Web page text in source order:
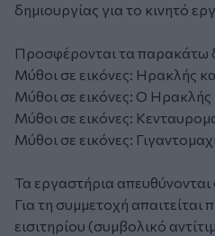
δημιουργίας για το κινητό
Προσφέρονται τα παρακάτω
Μύθοι σε εικόνες: Ηρακλής
Μύθοι σε εικόνες: Ο Ηρακλής
Μύθοι σε εικόνες:
Μύθοι σε εικόνες:
Τα εργαστήρια απευθύνονται
Για τη συμμετοχή απαιτείται
εισιτηρίου (συμβολικό